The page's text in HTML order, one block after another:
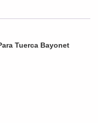
Tuerca Bayonet